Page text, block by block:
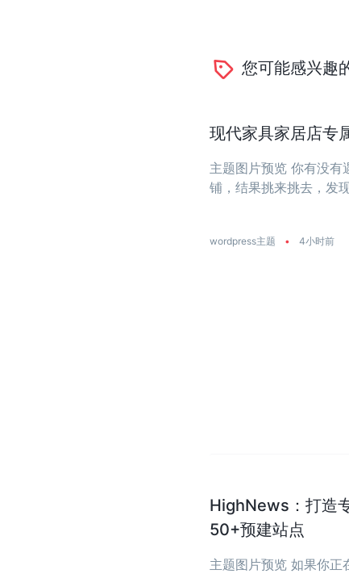
您可能感兴趣
现代家具家居店专
主题图片预览 你有没有
铺，结果挑来挑去，发
wordpress主题 • 4小时前
HighNews：打造
50+预建站点
主题图片预览 如果你正